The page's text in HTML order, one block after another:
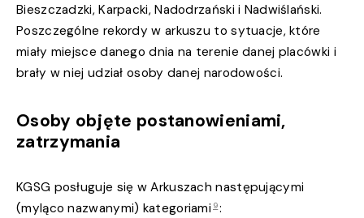
Bieszczadzki, Karpacki, Nadodrzański i Nadwiślański.
Poszczególne rekordy w arkuszu to sytuacje, które
miały miejsce danego dnia na terenie danej placówki i
brały w niej udział osoby danej narodowości.
Osoby objęte postanowieniami,
zatrzymania
KGSG posługuje się w Arkuszach następującymi
(myląco nazwanymi) kategoriami 9: